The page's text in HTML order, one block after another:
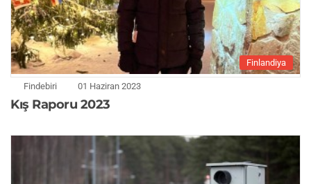
Finlandiya
Findebiri 01 Haziran 2023
Kış Raporu 2023